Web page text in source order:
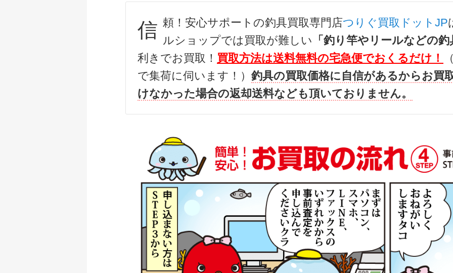
ダイワ 22 イグジスト LT 2000S-P ベイトリール 未使用
釣具買取クーポン g-turi20260709 （2026/07/31迄）
ダイワ 15 イグジスト 2506PE-DH ベイトリール 未使用
釣具買取クーポン g-turi20260710 （2026/07/31迄）
ダイワ 銀影競技スペシャル TYPE S 90Q 未使用
釣具買取クーポン g-turi20260601 （2026/06/30迄）
ダイワ 銀影競技 スペシャル Ｔ90Ｅ 未使用
釣具買取クーポン g-turi20260602 （2026/06/30迄）
ダイワ 銀影競技T85K 未使用
釣具買取クーポン
g-turi20260603 （2026/06/30迄）
ダイワ 銀影競技メガトルク 急瀬抜 H90V 未使用
釣具買取クーポン
g-turi20260604 （2026/06/30迄）
ダイワ 銀影 エア T90 N 未使用
釣具買取クーポン
g-turi20260605 （2026/06/30迄）
信 頼！安心サポートの釣具買取専門店つりぐ買取ドットJP
ルショップでは買取が難しい 「釣り竿やリールなどの釣
利きでお買取！ 買取方法は送料無料の宅急便でおくるだけ！
で集荷に伺います！） 釣具の買取価格に自信があるからお買
けなかった場合の返却送料なども頂いておりません。